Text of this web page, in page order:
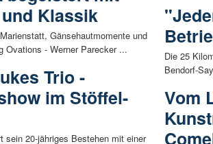
Klassik
Gänsehautmomente und
Ovations - Werner Parecker ...
Trio -
im Stöffel-
sein 20-jähriges Bestehen mit einer
Die 25
Bendorf-
Vom